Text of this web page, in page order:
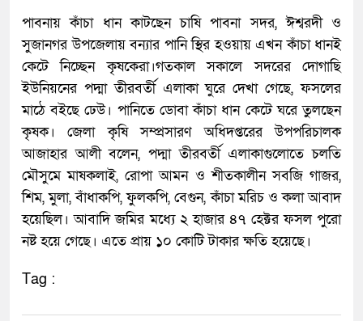
পাবনায় কাঁচা ধান কাটছেন চাষি পাবনা সদর, ঈশ্বরদী ও
সুজানগর উপজেলায় বন্যার পানি স্থির হওয়ায় এখন কাঁচা ধানই
কেটে নিচ্ছেন কৃষকেরা।গতকাল সকালে সদরের দোগাছি
ইউনিয়নের পদ্মা তীরবর্তী এলাকা ঘুরে দেখা গেছে, ফসলের
মাঠে বইছে ঢেউ। পানিতে ডোবা কাঁচা ধান কেটে ঘরে তুলছেন
কৃষক। জেলা কৃষি সম্প্রসারণ অধিদপ্তরের উপপরিচালক
আজাহার আলী বলেন, পদ্মা তীরবর্তী এলাকাগুলোতে চলতি
মৌসুমে মাষকলাই, রোপা আমন ও শীতকালীন সবজি গাজর,
শিম, মুলা, বাঁধাকপি, ফুলকপি, বেগুন, কাঁচা মরিচ ও কলা আবাদ
হয়েছিল। আবাদি জমির মধ্যে ২ হাজার ৪৭ হেক্টর ফসল পুরো
নষ্ট হয়ে গেছে। এতে প্রায় ১০ কোটি টাকার ক্ষতি হয়েছে।
Tag :